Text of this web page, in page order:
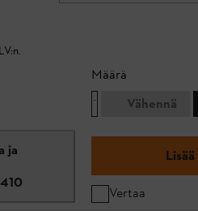
ja
Määrä
Vähennä
Vertaa